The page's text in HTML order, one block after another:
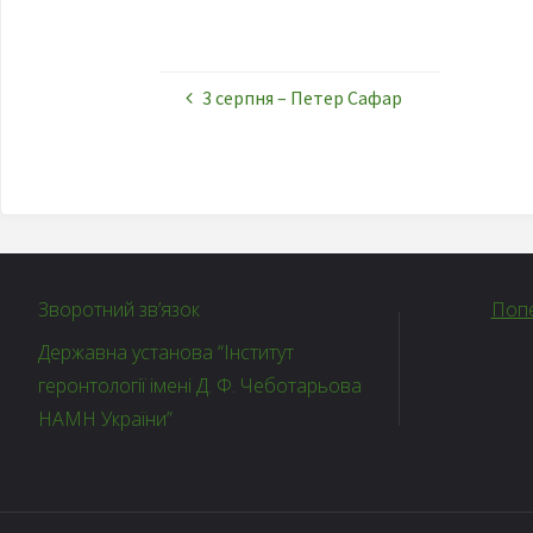
3 серпня – Петер Сафар
Зворотний зв’язок
Державна установа “Інститут
геронтології імені Д. Ф. Чеботарьова
НАМН України”